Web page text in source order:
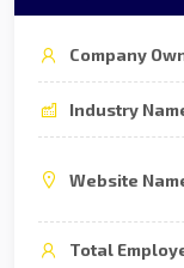
Company
Industry
Website
Total